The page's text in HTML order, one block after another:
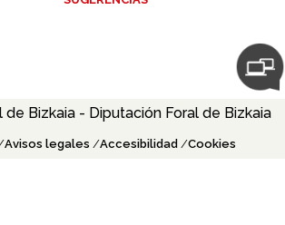
Acceso
de Bizkaia - Diputación Foral de Bizkaia
Avisos legales Accesibilidad Cookies